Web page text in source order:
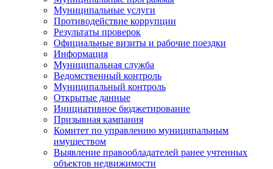
Муниципальные услуги
Противодействие коррупции
Результаты проверок
Официальные визиты и рабочие поездки
Информация
Муниципальная служба
Ведомственный контроль
Муниципальный контроль
Открытые данные
Инициативное бюджетирование
Призывная кампания
Комитет по управлению муниципальным
имуществом
Выявление правообладателей ранее учтенных
объектов недвижимости